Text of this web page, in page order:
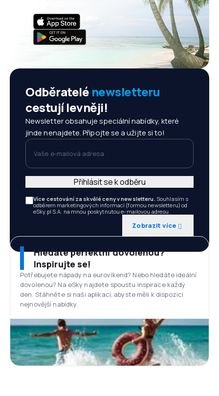
Odběratelé newsletteru
cestují levněji!
Newsletter obsahuje speciální nabídky, které
jinde nenajdete. Připojte se a užijte si to!
Vaše e-mailová adresa
Více cestování za skvělé ceny v newsletteru. Souhlasím s
odběrem marketingových informací (formou newsletteru) od
eSky.pl S.A. na mnou poskytnutou e-mailovou adresu.
Zobrazit více
Přihlásit se k odběru
Hledáte perfektní dovolenou?
Inspirujte se!
Potřebujete nápady na eurovíkend? Nebo hledáte ideální
dovolenou? Na eSky najdete spoustu inspirace každý
den. Stáhněte si naši aplikaci, abyste měli k dispozici
nejnovější nabídky.